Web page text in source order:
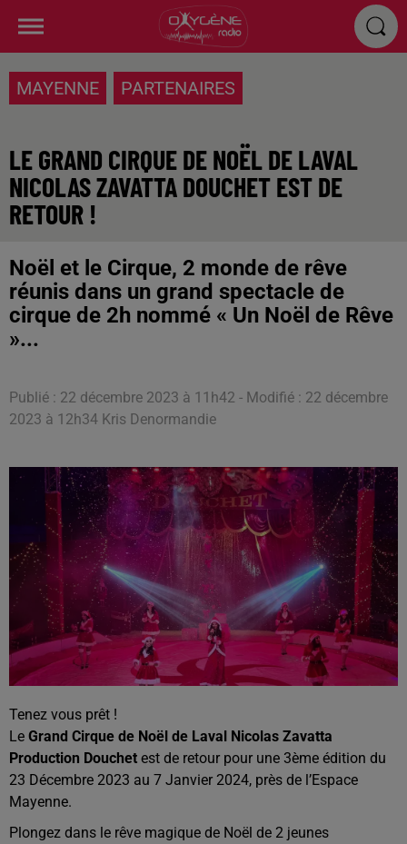
MAYENNE PARTENAIRES
LE GRAND CIRQUE DE NOËL DE LAVAL
NICOLAS ZAVATTA DOUCHET EST DE
RETOUR !
Noël et le Cirque, 2 monde de rêve
réunis dans un grand spectacle de
cirque de 2h nommé « Un Noël de Rêve
»...
Publié : 22 décembre 2023 à 11h42 - Modifié : 22 décembre
2023 à 12h34 Kris Denormandie
Tenez vous prêt !
Le Grand Cirque de Noël de Laval Nicolas Zavatta
Production Douchet est de retour pour une 3ème édition du
23 Décembre 2023 au 7 Janvier 2024, près de l’Espace
Mayenne.
Plongez dans le rêve magique de Noël de 2 jeunes